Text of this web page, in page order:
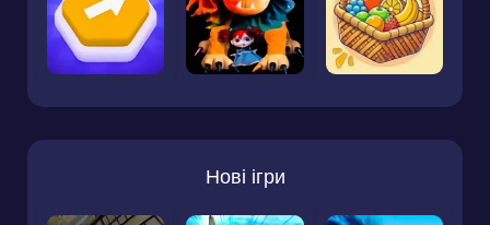
Нові ігри